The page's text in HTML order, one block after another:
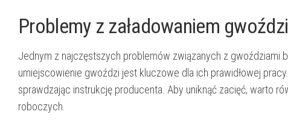
Problemy z załadowaniem
Jednym z najczęstszych problemów związanych z gwoździami
umiejscowienie gwoździ jest kluczowe dla ich prawidłowej
sprawdzając instrukcję producenta. Aby uniknąć zacięć, warto
roboczych.